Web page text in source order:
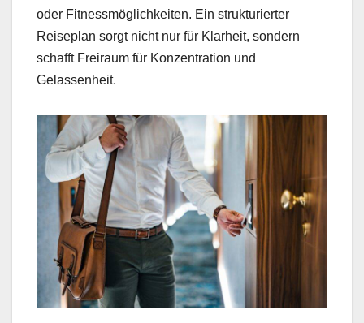
oder Fitnessmöglichkeiten. Ein strukturierter
Reiseplan sorgt nicht nur für Klarheit, sondern
schafft Freiraum für Konzentration und
Gelassenheit.